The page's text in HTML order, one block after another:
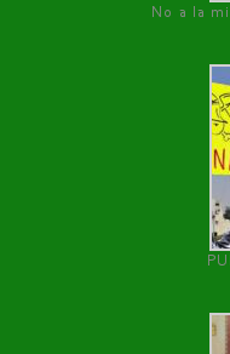
No a la